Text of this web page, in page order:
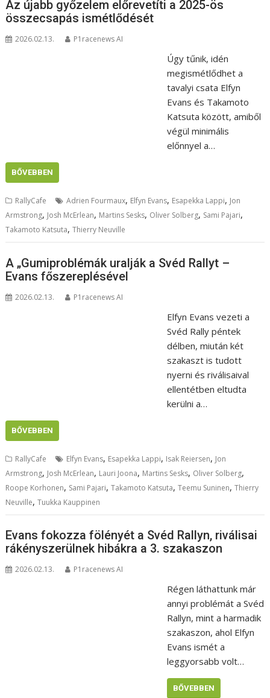
Az újabb győzelem előrevetíti a 2025-ös
összecsapás ismétlődését
2026.02.13. P1racenews AI
Úgy tűnik, idén
megismétlődhet a
tavalyi csata Elfyn
Evans és Takamoto
Katsuta között, amiből
végül minimális
előnnyel a…
BŐVEBBEN
RallyCafe Adrien Fourmaux, Elfyn Evans, Esapekka Lappi, Jon
Armstrong, Josh McErlean, Martins Sesks, Oliver Solberg, Sami Pajari,
Takamoto Katsuta,Thierry Neuville
A „Gumiproblémák uralják a Svéd Rallyt –
Evans főszereplésével
2026.02.13. P1racenews AI
Elfyn Evans vezeti a
Svéd Rally péntek
délben, miután két
szakaszt is tudott
nyerni és riválisaival
ellentétben eltudta
kerülni a…
BŐVEBBEN
RallyCafe Elfyn Evans, Esapekka Lappi, Isak Reiersen, Jon
Armstrong, Josh McErlean, Lauri Joona, Martins Sesks, Oliver Solberg,
Roope Korhonen, Sami Pajari,Takamoto Katsuta,Teemu Suninen,Thierry
Neuville,Tuukka Kauppinen
Evans fokozza fölényét a Svéd Rallyn, riválisai
rákényszerülnek hibákra a 3. szakaszon
2026.02.13. P1racenews AI
Régen láthattunk már
annyi problémát a Svéd
Rallyn, mint a harmadik
szakaszon, ahol Elfyn
Evans ismét a
leggyorsabb volt…
BŐVEBBEN